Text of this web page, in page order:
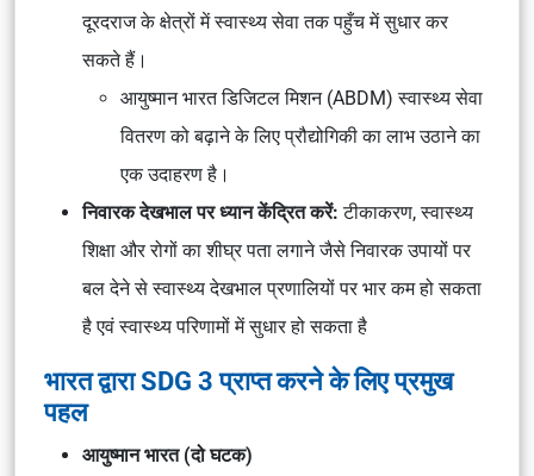
दूरदराज के क्षेत्रों में स्वास्थ्य सेवा तक पहुँच में सुधार कर
सकते हैं।
आयुष्मान भारत डिजिटल मिशन (ABDM) स्वास्थ्य सेवा
वितरण को बढ़ाने के लिए प्रौद्योगिकी का लाभ उठाने का
एक उदाहरण है।
निवारक देखभाल पर ध्यान केंद्रित करें: टीकाकरण, स्वास्थ्य
शिक्षा और रोगों का शीघ्र पता लगाने जैसे निवारक उपायों पर
बल देने से स्वास्थ्य देखभाल प्रणालियों पर भार कम हो सकता
है एवं स्वास्थ्य परिणामों में सुधार हो सकता है
भारत द्वारा SDG 3 प्राप्त करने के लिए प्रमुख
पहल
आयुष्मान भारत (दो घटक)